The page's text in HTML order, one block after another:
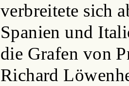
verbreitete sich
Spanien und
die Grafen von
Richard